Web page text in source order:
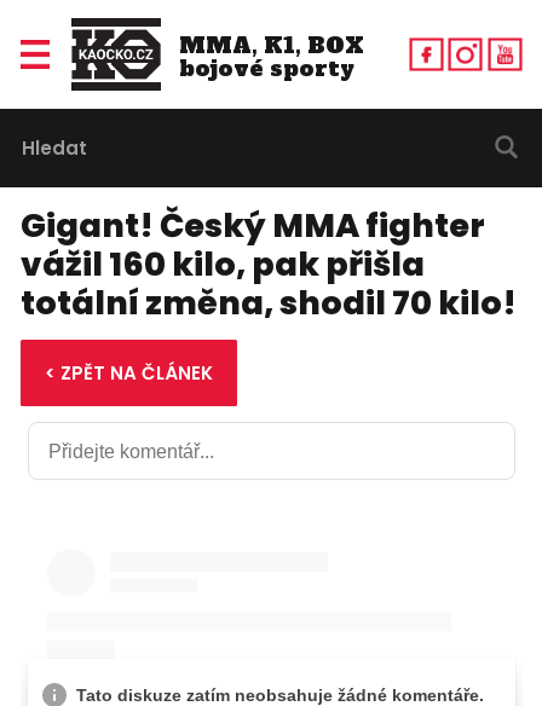
MMA, K1, BOX
bojové sporty
Gigant! Český MMA fighter
vážil 160 kilo, pak přišla
totální změna, shodil 70 kilo!
< ZPĚT NA ČLÁNEK